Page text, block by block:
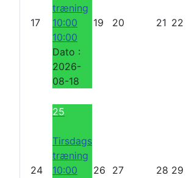
17
træning
10:00
10:00
Dato :
2026-
08-18
19 20 21 22
24
25
Tirsdags
træning
10:00
26 27 28 29